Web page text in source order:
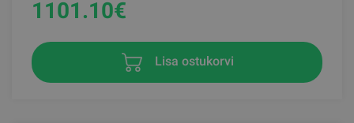
1101.10€
Lisa ostukorvi